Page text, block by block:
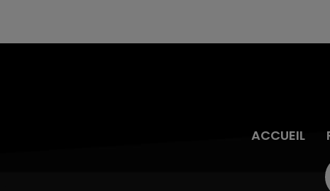
ACCUEIL